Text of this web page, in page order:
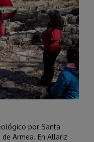
por Santa
Armea. En Allariz